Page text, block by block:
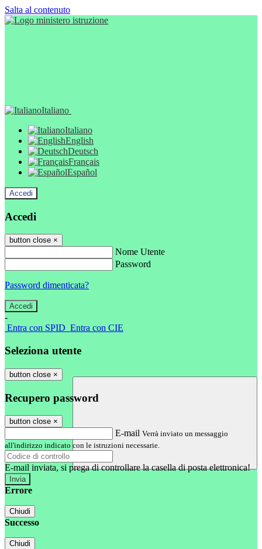
Salta al contenuto
Italiano
Italiano
English
Deutsch
Français
Español
Accedi
Accedi
button close ×
Nome Utente
Password
Password dimenticata?
-
Entra con SPID Entra con CIE
Seleziona utente
button close ×
Recupero password
button close ×
E-mail Verrà inviato un messaggio
all'indirizzo indicato con le istruzioni necessarie.
E-mail inviata, si prega di controllare la casella di posta elettronica!
Errore
Chiudi
Successo
Chiudi